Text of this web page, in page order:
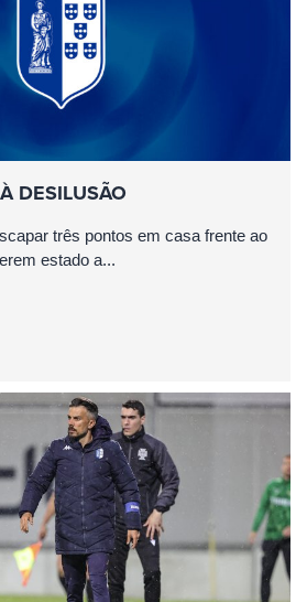
DESILUSÃO
três pontos em casa frente ao
estado a...